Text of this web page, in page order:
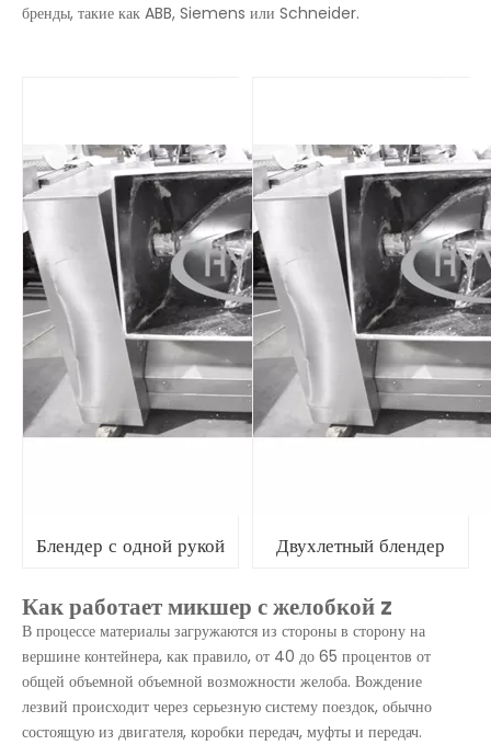
бренды, такие как ABB, Siemens или Schneider.
Блендер с одной рукой Двухлетный блендер
Как работает микшер с желобкой z
В процессе материалы загружаются из стороны в сторону на
вершине контейнера, как правило, от 40 до 65 процентов от
общей объемной объемной возможности желоба. Вождение
лезвий происходит через серьезную систему поездок, обычно
состоящую из двигателя, коробки передач, муфты и передач.